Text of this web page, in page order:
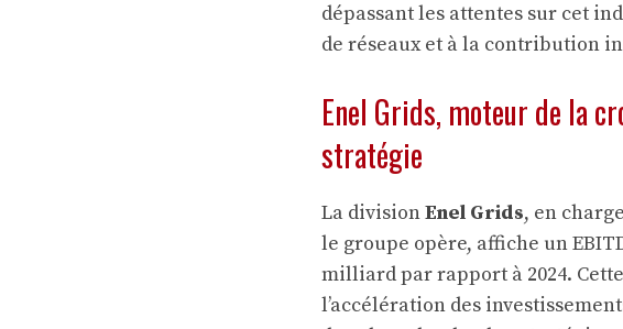
dépassant les attentes sur cet
de réseaux et à la contribution
Enel Grids, moteur de la
stratégie
La divisionEnel Grids, en
le groupe opère, affiche un
milliard par rapport à 2024.
l’accélération des